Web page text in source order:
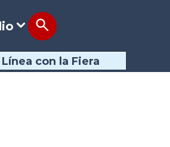
Línea con la Fiera